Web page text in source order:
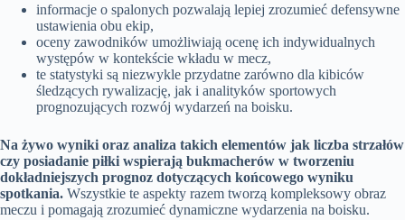
informacje o spalonych pozwalają lepiej zrozumieć defensywne
ustawienia obu ekip,
oceny zawodników umożliwiają ocenę ich indywidualnych
występów w kontekście wkładu w mecz,
te statystyki są niezwykle przydatne zarówno dla kibiców
śledzących rywalizację, jak i analityków sportowych
prognozujących rozwój wydarzeń na boisku.
Na żywo wyniki oraz analiza takich elementów jak liczba strzałów
czy posiadanie piłki wspierają bukmacherów w tworzeniu
dokładniejszych prognoz dotyczących końcowego wyniku
spotkania. Wszystkie te aspekty razem tworzą kompleksowy obraz
meczu i pomagają zrozumieć dynamiczne wydarzenia na boisku.